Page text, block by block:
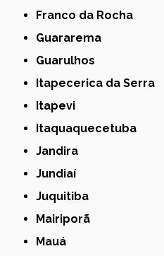
Franco da Rocha
Guararema
Guarulhos
Itapecerica da Serra
Itapevi
Itaquaquecetuba
Jandira
Jundiaí
Juquitiba
Mairiporã
Mauá